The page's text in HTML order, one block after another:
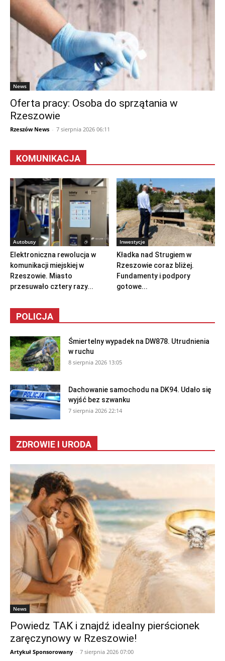
News
Oferta pracy: Osoba do sprzątania w
Rzeszowie
Rzeszów News - 7 sierpnia 2026 06:11
KOMUNIKACJA
Autobusy
Elektroniczna rewolucja w
komunikacji miejskiej w
Rzeszowie. Miasto
przesuwało cztery razy...
Inwestycje
Kładka nad Strugiem w
Rzeszowie coraz bliżej.
Fundamenty i podpory
gotowe...
POLICJA
Śmiertelny wypadek na DW878. Utrudnienia
w ruchu
8 sierpnia 2026 13:05
Dachowanie samochodu na DK94. Udało się
wyjść bez szwanku
7 sierpnia 2026 22:14
ZDROWIE I URODA
News
Powiedz TAK i znajdź idealny pierścionek
zaręczynowy w Rzeszowie!
Artykuł Sponsorowany - 7 sierpnia 2026 07:00